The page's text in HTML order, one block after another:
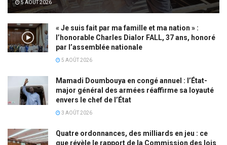
5 AOÛT 2026
« Je suis fait par ma famille et ma nation » :
l’honorable Charles Dialor FALL, 37 ans, honoré
par l’assemblée nationale
5 AOÛT 2026
Mamadi Doumbouya en congé annuel : l’État-
major général des armées réaffirme sa loyauté
envers le chef de l’État
3 AOÛT 2026
Quatre ordonnances, des milliards en jeu : ce
que révèle le rapport de la Commission des lois